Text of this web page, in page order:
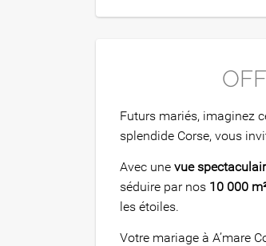
Futurs mariés, imaginez
splendide Corse, vous
Avec une vue
séduire par nos 10 000
les étoiles.
Votre mariage à A’mare